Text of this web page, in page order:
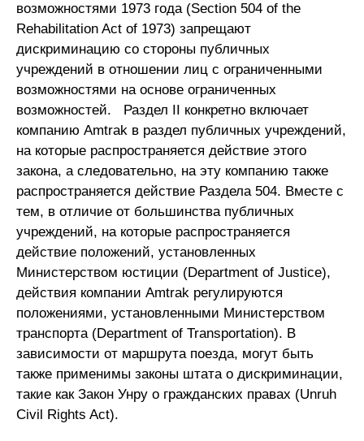
возможностями 1973 года (Section 504 of the
Rehabilitation Act of 1973) запрещают
дискриминацию со стороны публичных
учреждений в отношении лиц с ограниченными
возможностями на основе ограниченных
возможностей. Раздел II конкретно включает
компанию Amtrak в раздел публичных учреждений,
на которые распространяется действие этого
закона, а следовательно, на эту компанию также
распространяется действие Раздела 504. Вместе с
тем, в отличие от большинства публичных
учреждений, на которые распространяется
действие положений, установленных
Министерством юстиции (Department of Justice),
действия компании Amtrak регулируются
положениями, установленными Министерством
транспорта (Department of Transportation). В
зависимости от маршрута поезда, могут быть
также применимы законы штата о дискриминации,
такие как Закон Унру о гражданских правах (Unruh
Civil Rights Act).